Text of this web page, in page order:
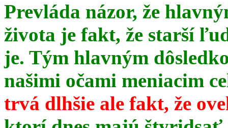
Prevláda názor, že
života je fakt, že starší
je. Tým hlavným
našimi očami meniacim
trvá dlhšie ale fakt, že